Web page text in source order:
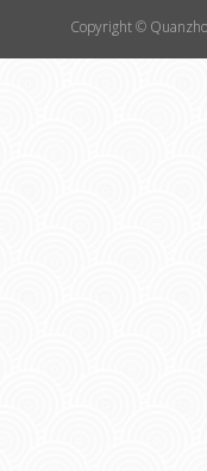
Copyright ©